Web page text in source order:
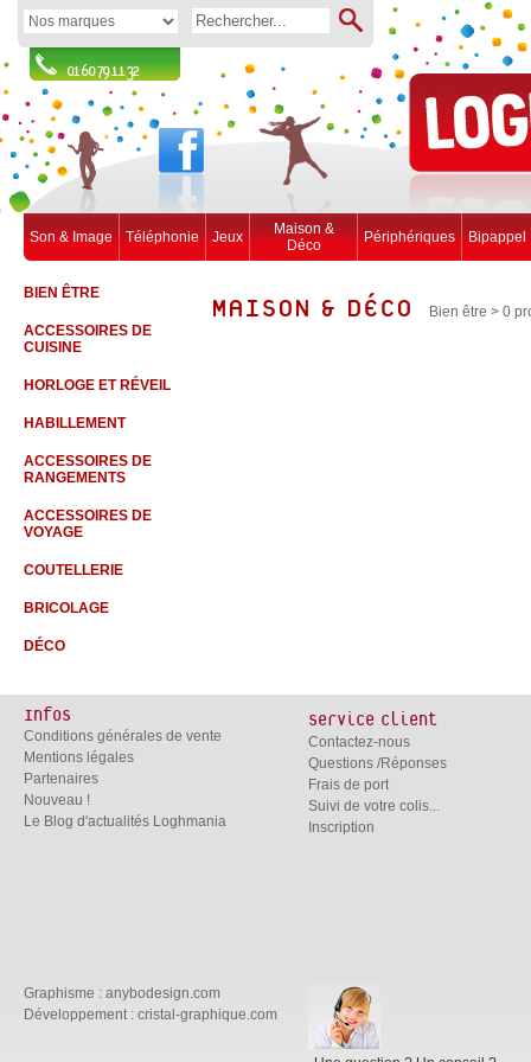
01 60 79 11 32
Son & Image Téléphonie Jeux
Maison &
Déco
Périphériques Bipappel
BIEN ÊTRE
ACCESSOIRES DE
CUISINE
HORLOGE ET RÉVEIL
HABILLEMENT
ACCESSOIRES DE
RANGEMENTS
ACCESSOIRES DE
VOYAGE
COUTELLERIE
BRICOLAGE
DÉCO
MAISON & DÉCO Bien être > 0
Infos
Conditions générales de vente
Mentions légales
Partenaires
Nouveau !
Le Blog d'actualités Loghmania
Service client
Contactez-nous
Questions /Réponses
Frais de port
Suivi de votre colis...
Inscription
Graphisme : anybodesign.com
Développement : cristal-graphique.com